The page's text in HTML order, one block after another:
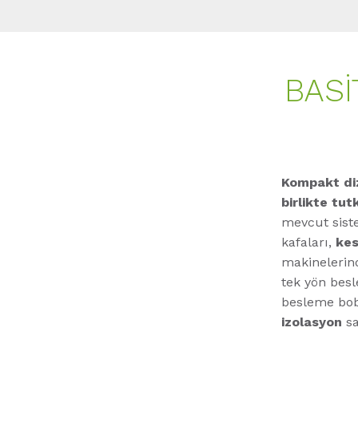
Kompakt
birlikte
mevcut
kafaları,
tek yön
besleme
izolasyon